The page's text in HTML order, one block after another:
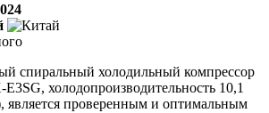
спиральный холодильный компрессор
холодопроизводительность 10,1
является проверенным и оптимальным